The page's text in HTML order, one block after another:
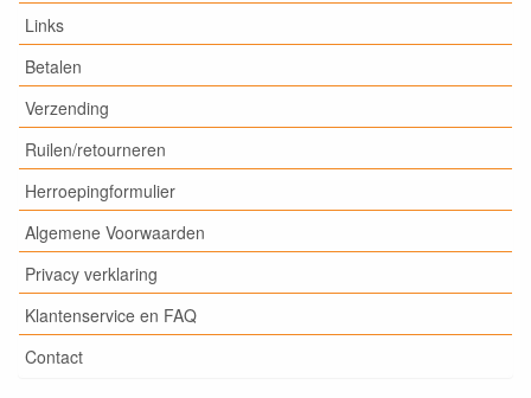
Links
Betalen
Verzending
Ruilen/retourneren
Herroepingformulier
Algemene Voorwaarden
Privacy verklaring
Klantenservice en FAQ
Contact